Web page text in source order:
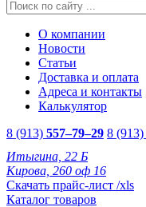
О компании
Новости
Статьи
Доставка и оплата
Адреса и контакты
Калькулятор
8 (913) 557–79–29 8 (913)
Итыгина, 22 Б
Кирова, 260 оф 16
Скачать прайс-лист /xls
Каталог товаров